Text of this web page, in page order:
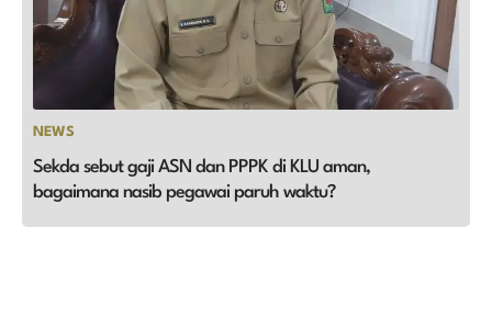
NEWS
Sekda sebut gaji ASN dan PPPK di KLU aman,
bagaimana nasib pegawai paruh waktu?